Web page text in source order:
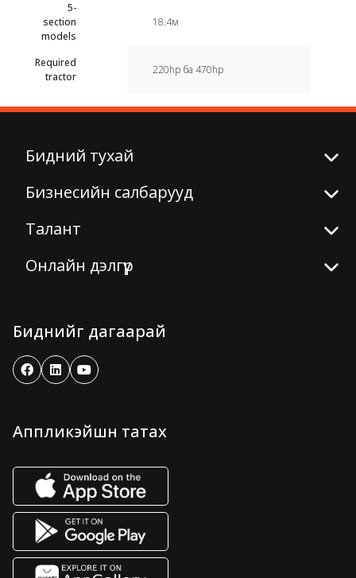
5-
section
models
18.4м
Required
tractor
220hp ба 470hp
Бидний тухай
Бизнесийн салбарууд
Талант
Онлайн дэлгүүр
Биднийг дагаарай
Аппликэйшн татах